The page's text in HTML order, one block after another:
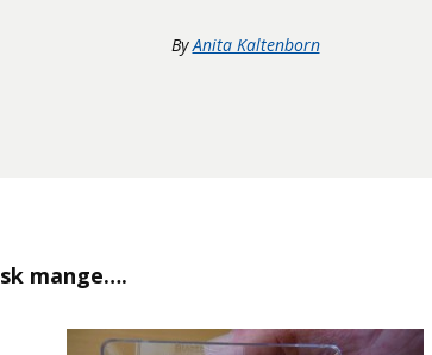
By Anita Kaltenborn
mange….